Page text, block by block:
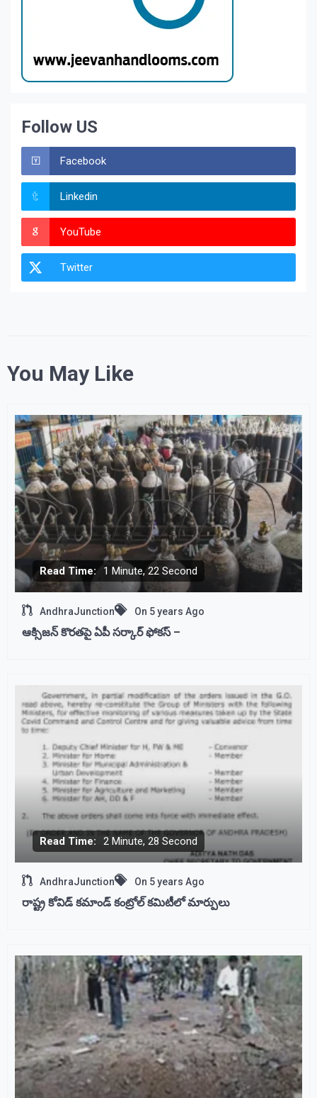
Follow US
Facebook
Linkedin
YouTube
Twitter
You May Like
Read Time: 1 Minute, 22 Second
AndhraJunction On 5 years Ago
ఆక్సిజన్ కొరతపై ఏపీ సర్కార్ ఫోకస్ –
Read Time: 2 Minute, 28 Second
AndhraJunction On 5 years Ago
రాష్ట్ర కోవిడ్ కమాండ్ కంట్రోల్ కమిటీలో మార్పులు